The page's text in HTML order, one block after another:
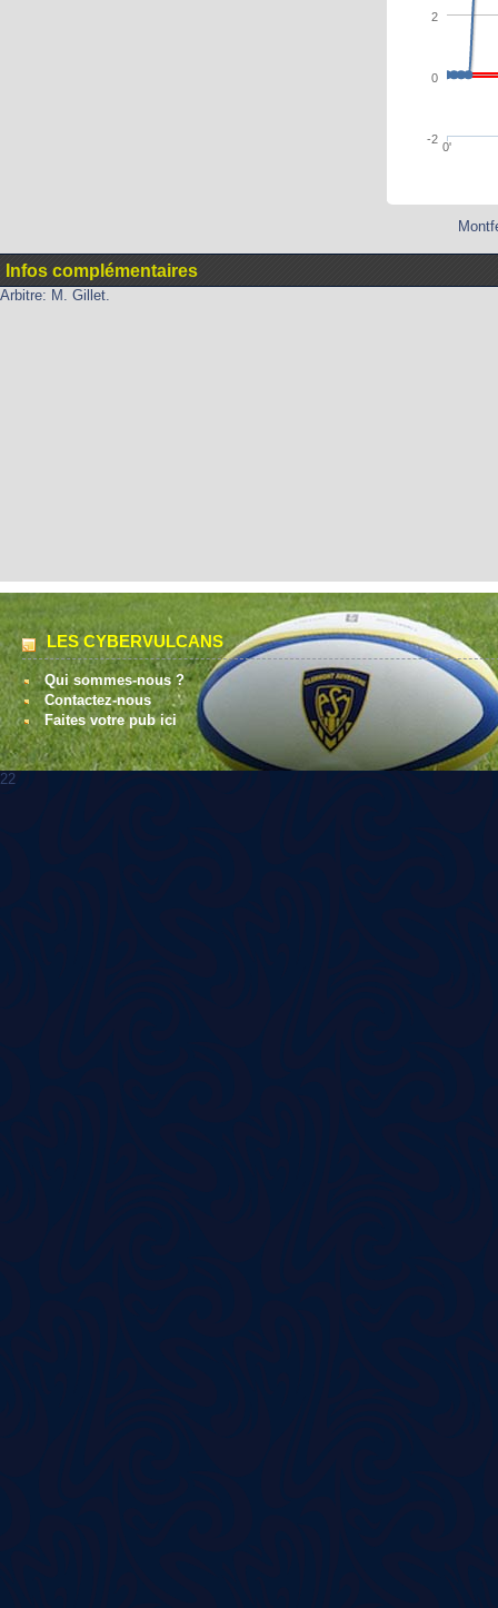
0'
-2
0
2
Infos complémentaires
Arbitre: M. Gillet.
LES CYBERVULCANS
Qui sommes-nous ?
Contactez-nous
Faites votre pub ici
22